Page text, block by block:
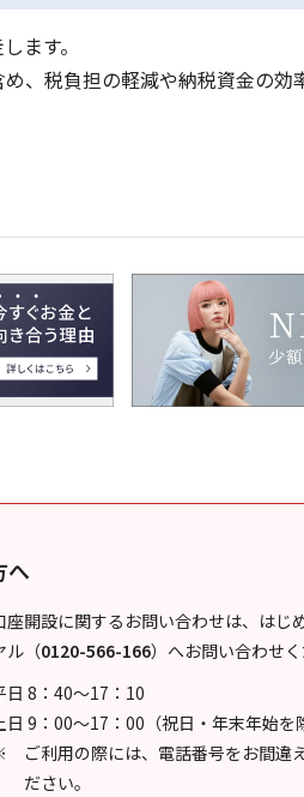
ます。
、税負担の軽減や納税資金の効
へ
座開設に関するお問い合わせは、はじ
ル （0120-566-166） へお問い合わせく
日 8：40～17：10
日 9：00～17：00（祝日・年末年始を
ご利用の際には、電話番号をお間違
ださい。